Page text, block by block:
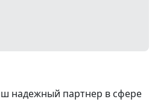
надежный партнер в сфере